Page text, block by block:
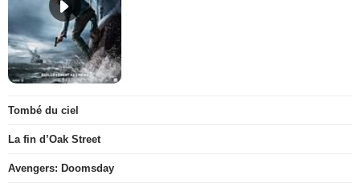
Tombé du ciel
La fin d’Oak Street
Avengers: Doomsday